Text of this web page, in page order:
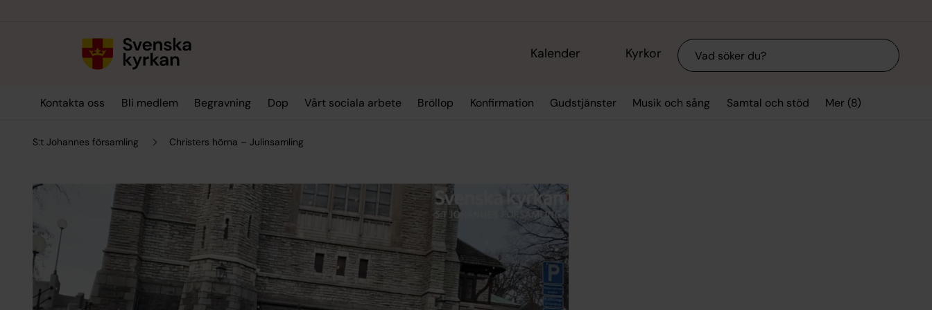
Kalender Kyrkor Sök
Kontakta oss Bli medlem Begravning Dop Vårt sociala arbete Bröllop Konfirmation Gudstjänster Musik och sång Samtal och stöd Mer (8)
S:t Johannes församling Christers hörna – Julinsamling